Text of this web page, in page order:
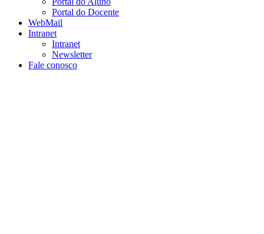
Portal do Docente
WebMail
Intranet
Intranet
Newsletter
Fale conosco